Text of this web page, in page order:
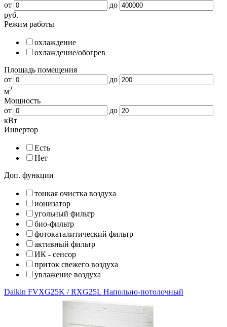
от
до
руб.
Режим работы
охлаждение
охлаждение/обогрев
Площадь помещения
от
до
м2
Мощность
от
до
кВт
Инвертор
Есть
Нет
Доп. функции
тонкая очистка воздуха
ионизатор
угольный фильтр
био-фильтр
фотокаталитический фильтр
активный фильтр
ИК - сенсор
приток свежего воздуха
увлажение воздуха
Daikin FVXG25K / RXG25L Напольно-потолочный